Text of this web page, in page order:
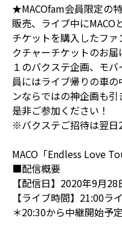
★MACOfam会員限定の
販売、ライブ中にMACO
チケットを購入したフ
クチャーチケットのお
１のバクステ企画、モ
員にはライブ帰りの車
ンならではの神企画も引
是非ご参加ください！
※バクステご招待は翌日
MACO「Endless Love
■配信概要
【配信日】2020年9月28
【ライブ時間】21:00ラ
＊20:30から中継開始予定